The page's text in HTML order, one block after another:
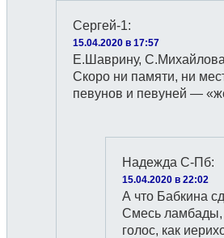
Сергей-1:
15.04.2020 в 17:57
Е.Шаврину,
Скоро ни памяти, ни
певунов и певуней —
Надежда С-Пб:
15.04.2020 в 22:02
А что Бабкина
Смесь ламбады,
голос, как